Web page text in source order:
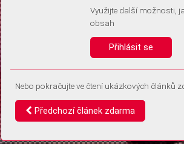
Vaše souhlasy a odmítnutí si ukládáme do
vás už příště znovu neptali. Můžete je kdykoli
Využijte další možnosti,
obsah
Přihlásit se
Nebo pokračujte ve čtení ukázkových článků
Předchozí článek zdarma